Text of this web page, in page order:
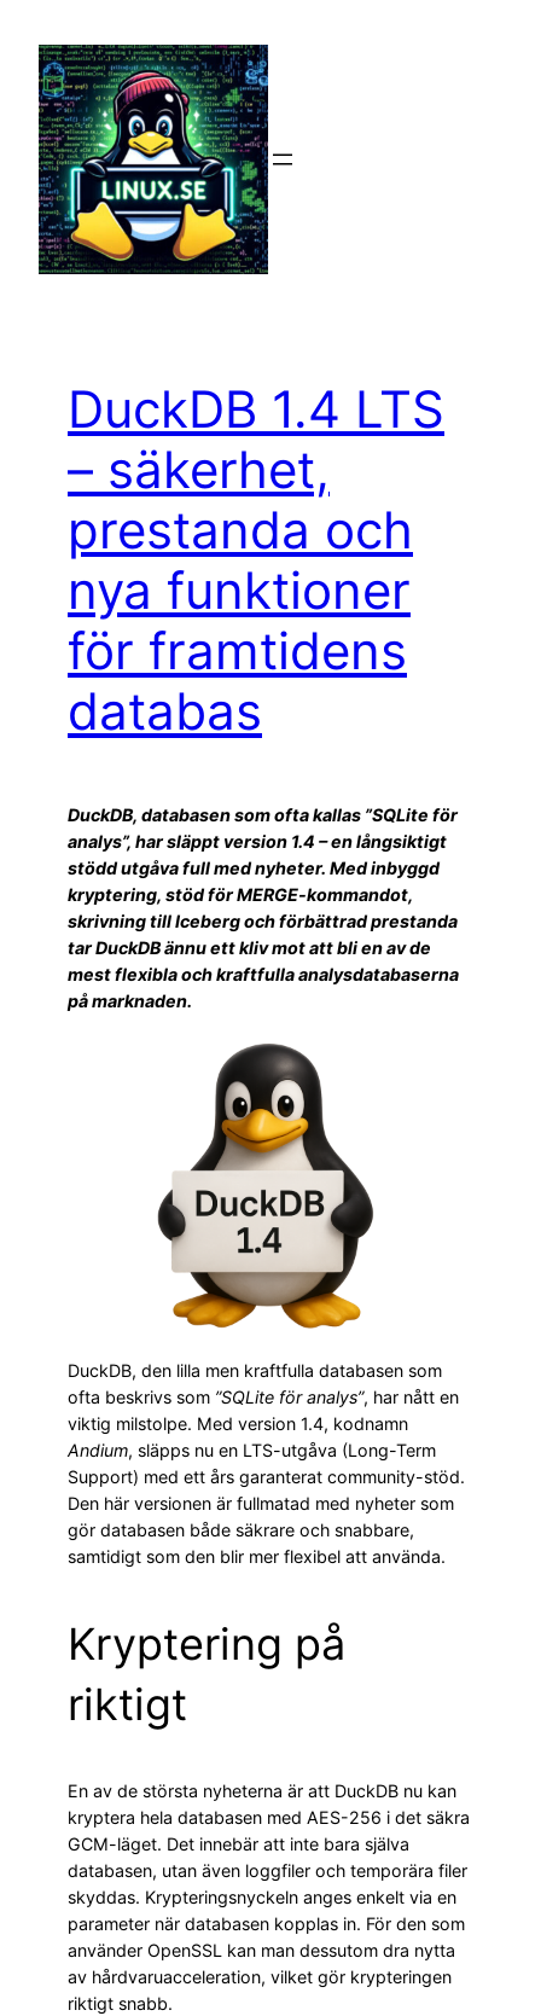
innehåll
DuckDB 1.4 LTS
– säkerhet,
prestanda och
nya funktioner
för framtidens
databas
DuckDB, databasen som ofta kallas ”SQLite för
analys”, har släppt version 1.4 – en långsiktigt
stödd utgåva full med nyheter. Med inbyggd
kryptering, stöd för MERGE-kommandot,
skrivning till Iceberg och förbättrad prestanda
tar DuckDB ännu ett kliv mot att bli en av de
mest flexibla och kraftfulla analysdatabaserna
på marknaden.
DuckDB, den lilla men kraftfulla databasen som
ofta beskrivs som ”SQLite för analys”, har nått en
viktig milstolpe. Med version 1.4, kodnamn
Andium, släpps nu en LTS-utgåva (Long-Term
Support) med ett års garanterat community-stöd.
Den här versionen är fullmatad med nyheter som
gör databasen både säkrare och snabbare,
samtidigt som den blir mer flexibel att använda.
Kryptering på
riktigt
En av de största nyheterna är att DuckDB nu kan
kryptera hela databasen med AES-256 i det säkra
GCM-läget. Det innebär att inte bara själva
databasen, utan även loggfiler och temporära filer
skyddas. Krypteringsnyckeln anges enkelt via en
parameter när databasen kopplas in. För den som
använder OpenSSL kan man dessutom dra nytta
av hårdvaruacceleration, vilket gör krypteringen
riktigt snabb.